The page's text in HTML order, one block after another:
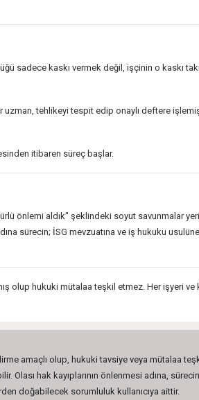
sadece kaskı vermek değil, işçinin o kaskı
tehlikeyi tespit edip onaylı deftere
itibaren süreç başlar.
önlemi aldık" şeklindeki soyut savunmalar
sürecin; İSG mevzuatına ve iş hukuku
olup hukuki mütalaa teşkil etmez. Her işyeri ve
amaçlı olup, hukuki tavsiye veya mütalaa
hak kayıplarının önlenmesi adına,
doğabilecek sorumluluk kullanıcıya aittir.